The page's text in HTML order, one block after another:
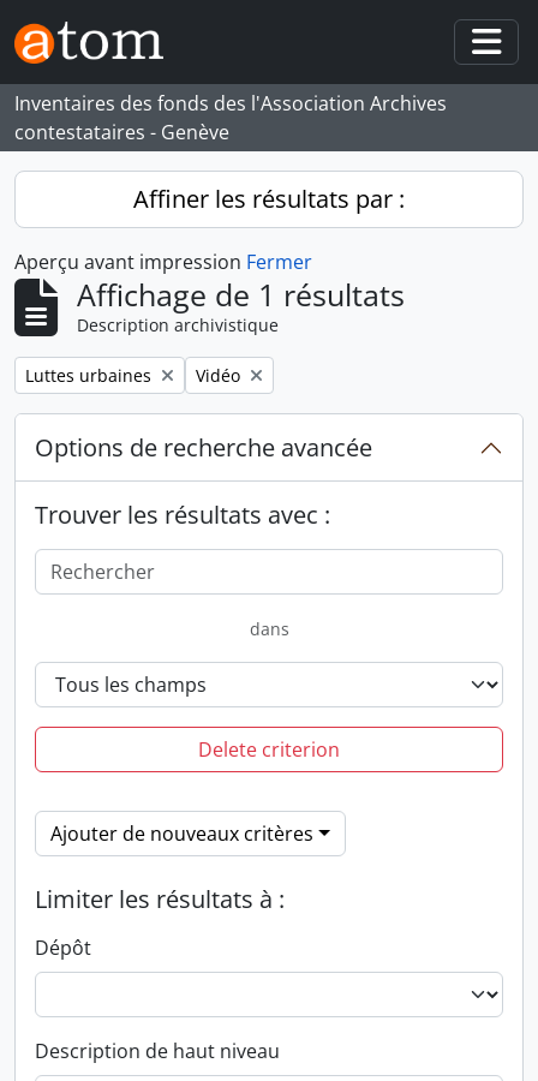
Skip to main content
Inventaires des fonds des l'Association Archives
contestataires - Genève
Affiner les résultats par :
Aperçu avant impression Fermer
Affichage de 1 résultats
Description archivistique
Remove filter:
Luttes urbaines Remove filter:
Vidéo
Options de recherche avancée
Trouver les résultats avec :
dans
Delete criterion
Ajouter de nouveaux critères
Limiter les résultats à :
Dépôt
Description de haut niveau